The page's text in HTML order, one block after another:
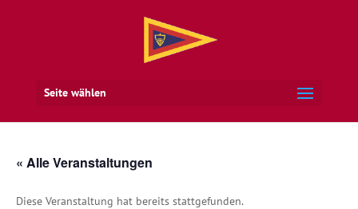
Seite wählen
« Alle Veranstaltungen
Diese Veranstaltung hat bereits stattgefunden.